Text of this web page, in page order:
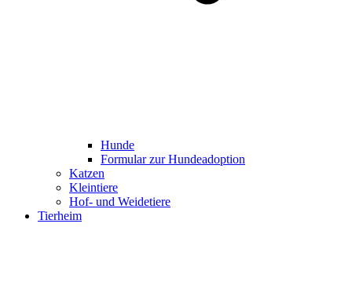
Hunde
Formular zur Hundeadoption
Katzen
Kleintiere
Hof- und Weidetiere
Tierheim